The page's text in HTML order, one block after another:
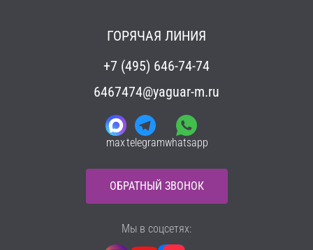
ГОРЯЧАЯ ЛИНИЯ
+7 (495) 646-74-74
6467474@yaguar-m.ru
maxtelegramwhatsapp
ОБРАТНЫЙ ЗВОНОК
Мы в соцсетях: